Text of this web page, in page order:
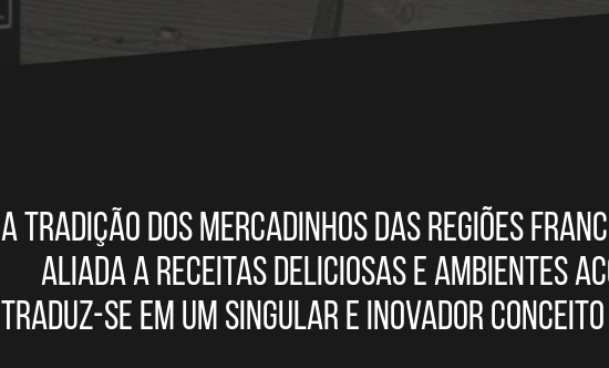
A tradição dos mercadinhos das regiões
aliada a receitas deliciosas e ambientes
traduz-se em um singular e inovador